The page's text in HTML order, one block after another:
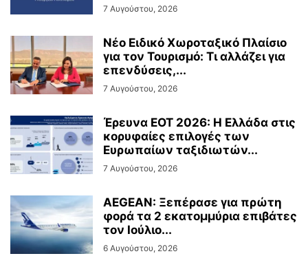
7 Αυγούστου, 2026
Νέο Ειδικό Χωροταξικό Πλαίσιο
για τον Τουρισμό: Τι αλλάζει για
επενδύσεις,...
7 Αυγούστου, 2026
Έρευνα ΕΟΤ 2026: Η Ελλάδα στις
κορυφαίες επιλογές των
Ευρωπαίων ταξιδιωτών...
7 Αυγούστου, 2026
AEGEAN: Ξεπέρασε για πρώτη
φορά τα 2 εκατομμύρια επιβάτες
τον Ιούλιο...
6 Αυγούστου, 2026